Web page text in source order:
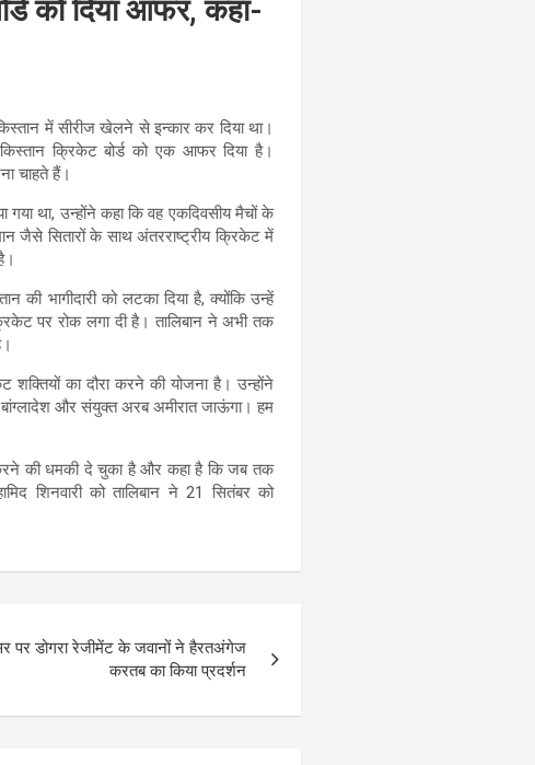
को दिया आफर, कहा-
में सीरीज खेलने से इन्कार कर दिया था।
क्रिकेट बोर्ड को एक आफर दिया है।
चाहते हैं।
था, उन्होंने कहा कि वह एकदिवसीय मैचों के
जैसे सितारों के साथ अंतरराष्ट्रीय क्रिकेट में
भागीदारी को लटका दिया है, क्योंकि उन्हें
पर रोक लगा दी है। तालिबान ने अभी तक
का दौरा करने की योजना है। उन्होंने
बांग्लादेश और संयुक्त अरब अमीरात जाऊंगा। हम
की धमकी दे चुका है और कहा है कि जब तक
शिनवारी को तालिबान ने 21 सितंबर को
पर डोगरा रेजीमेंट के जवानों ने हैरतअंगेज
करतब का किया प्रदर्शन